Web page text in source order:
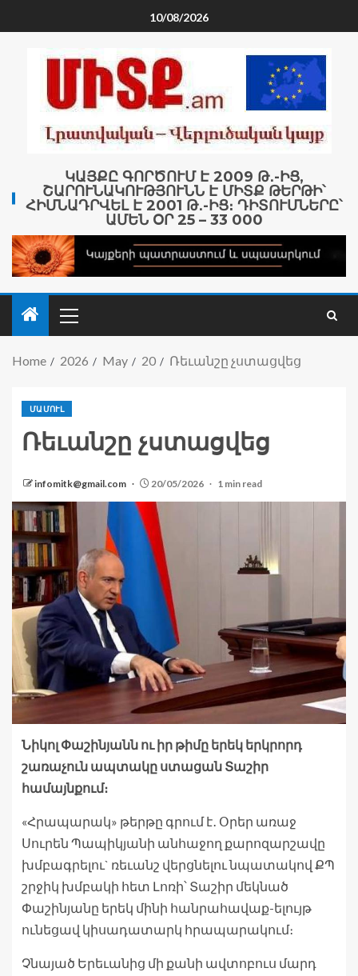
10/08/2026
ԿԱՅՔԸ ԳՈՐԾՈՒՄ Է 2009 Թ․-ԻՑ,
ՇԱՐՈՒՆԱԿՈՒԹՅՈՒՆՆ Է ՄԻՏՔ ԹԵՐԹԻ՝
ՀԻՄՆԱԴՐՎԵԼ Է 2001 Թ․-ԻՑ։ ԴԻՏՈՒՄՆԵՐԸ՝
ԱՄԵՆ ՕՐ 25 – 33 000
Home 2026 May 20 Ռեւանշը չստացվեց
ՄԱՄՈՒԼ
Ռեւանշը չստացվեց
infomitk@gmail.com 20/05/2026 1 min read
Նիկոլ Փաշինյանն ու իր թիմը երեկ երկրորդ
շառաչուն ապտակը ստացան Տաշիր
համայնքում։
«Հրապարակ» թերթը գրում է․ Օրեր առաջ
Սուրեն Պապիկյանի անհաջող քարոզարշավը
խմբագրելու` ռեւանշ վերցնելու նպատակով ՔՊ
շրջիկ խմբակի հետ Լոռի՝ Տաշիր մեկնած
Փաշինյանը երեկ մինի հանրահավաք-ելույթ
ունեցավ կիսադատարկ հրապարակում։
Չնայած Երեւանից մի քանի ավտոբուս մարդ